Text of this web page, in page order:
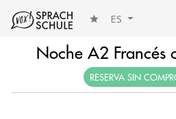
ES
Noche A2 Francés
RESERVA SIN